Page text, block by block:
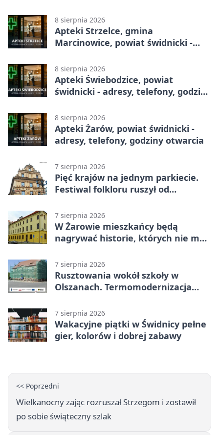
8 sierpnia 2026
Apteki Strzelce, gmina
Marcinowice, powiat świdnicki -
8 sierpnia 2026
Apteki Świebodzice, powiat
świdnicki - adresy, telefony, godziny
8 sierpnia 2026
Apteki Żarów, powiat świdnicki -
adresy, telefony, godziny otwarcia
7 sierpnia 2026
Pięć krajów na jednym parkiecie.
Festiwal folkloru ruszył od
7 sierpnia 2026
W Żarowie mieszkańcy będą
nagrywać historie, których nie ma
7 sierpnia 2026
Rusztowania wokół szkoły w
Olszanach. Termomodernizacja
7 sierpnia 2026
Wakacyjne piątki w Świdnicy pełne
gier, kolorów i dobrej zabawy
<< Poprzedni
Wielkanocny zając rozruszał Strzegom i zostawił
po sobie świąteczny szlak